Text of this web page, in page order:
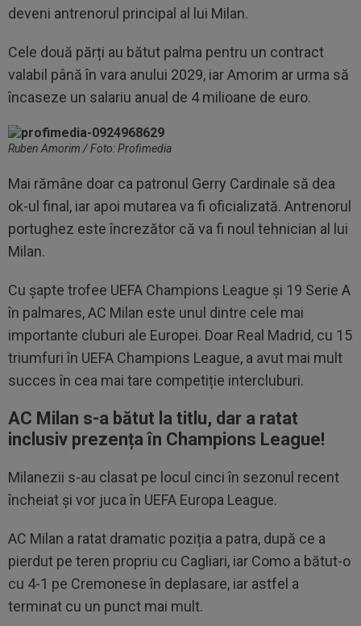
deveni antrenorul principal al lui Milan.
Cele două părți au bătut palma pentru un contract
valabil până în vara anului 2029, iar Amorim ar urma să
încaseze un salariu anual de 4 milioane de euro.
Ruben Amorim / Foto: Profimedia
Mai rămâne doar ca patronul Gerry Cardinale să dea
ok-ul final, iar apoi mutarea va fi oficializată. Antrenorul
portughez este încrezător că va fi noul tehnician al lui
Milan.
Cu șapte trofee UEFA Champions League și 19 Serie A
în palmares, AC Milan este unul dintre cele mai
importante cluburi ale Europei. Doar Real Madrid, cu 15
triumfuri în UEFA Champions League, a avut mai mult
succes în cea mai tare competiție intercluburi.
AC Milan s-a bătut la titlu, dar a ratat
inclusiv prezența în Champions League!
Milanezii s-au clasat pe locul cinci în sezonul recent
încheiat și vor juca în UEFA Europa League.
AC Milan a ratat dramatic poziția a patra, după ce a
pierdut pe teren propriu cu Cagliari, iar Como a bătut-o
cu 4-1 pe Cremonese în deplasare, iar astfel a
terminat cu un punct mai mult.